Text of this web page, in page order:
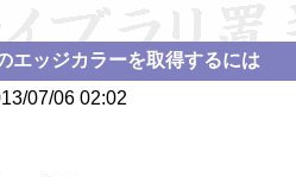
エッジカラーを取得するには
07/06 02:02